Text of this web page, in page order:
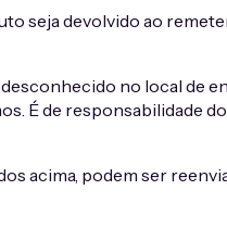
seja devolvido ao
no local de
É de responsabilidade
acima, podem ser